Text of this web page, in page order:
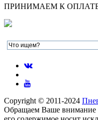
ПРИНИМАЕМ К
Copyright © 2011-2024
Обращаем Ваше внимание